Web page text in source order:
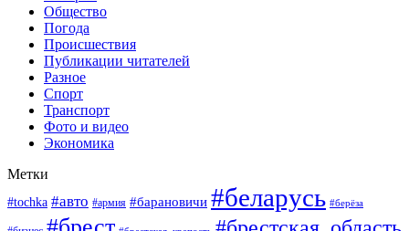
Общество
Погода
Происшествия
Публикации читателей
Разное
Спорт
Транспорт
Фото и видео
Экономика
Метки
#tochka #авто #армия #барановичи #беларусь #берёза